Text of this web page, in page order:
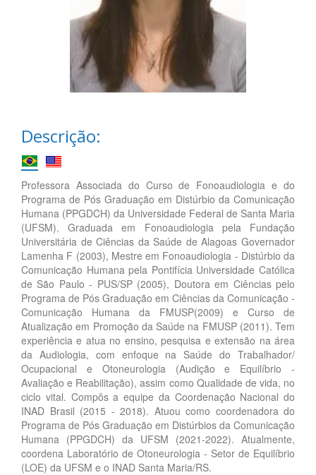
Descrição:
Professora Associada do Curso de Fonoaudiologia e do
Programa de Pós Graduação em Distúrbio da Comunicação
Humana (PPGDCH) da Universidade Federal de Santa Maria
(UFSM). Graduada em Fonoaudiologia pela Fundação
Universitária de Ciências da Saúde de Alagoas Governador
Lamenha F (2003), Mestre em Fonoaudiologia - Distúrbio da
Comunicação Humana pela Pontifícia Universidade Católica
de São Paulo - PUS/SP (2005), Doutora em Ciências pelo
Programa de Pós Graduação em Ciências da Comunicação -
Comunicação Humana da FMUSP(2009) e Curso de
Atualização em Promoção da Saúde na FMUSP (2011). Tem
experiência e atua no ensino, pesquisa e extensão na área
da Audiologia, com enfoque na Saúde do Trabalhador/
Ocupacional e Otoneurologia (Audição e Equilíbrio -
Avaliação e Reabilitação), assim como Qualidade de vida, no
ciclo vital. Compôs a equipe da Coordenação Nacional do
INAD Brasil (2015 - 2018). Atuou como coordenadora do
Programa de Pós Graduação em Distúrbios da Comunicação
Humana (PPGDCH) da UFSM (2021-2022). Atualmente,
coordena Laboratório de Otoneurologia - Setor de Equilíbrio
(LOE) da UFSM e o INAD Santa Maria/RS.